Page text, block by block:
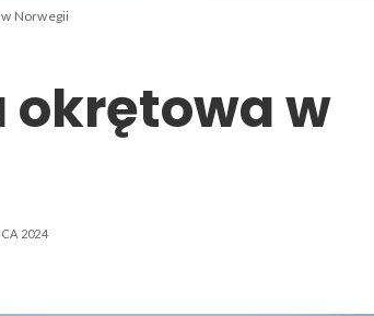
Norwegii
w
2024